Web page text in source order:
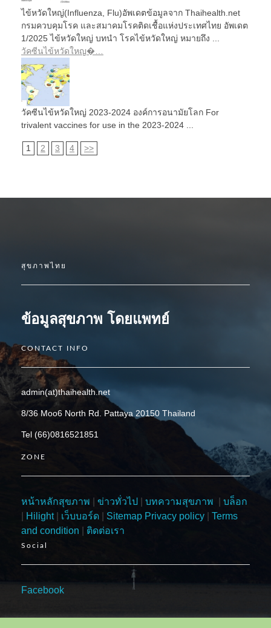
ไข้หวัดใหญ่(Influenza, Flu)อัพเดตข้อมูลจาก Thaihealth.net
กรมควบคุมโรค และสมาคมโรคติดเชื้อแห่งประเทศไทย อัพเดต
1/2025 ไข้หวัดใหญ่ บทนำ โรคไข้หวัดใหญ่ หมายถึง ...
วัคซีนไข้หวัดใหญ�…
วัคซีนไข้หวัดใหญ่ 2023-2024 องค์การอนามัยโลก For
trivalent vaccines for use in the 2023-2024 ...
1 2 3 4 >>
สุขภาพไทย
ข้อมูลสุขภาพ โดยแพทย์
CONTACT INFO
admin(at)thaihealth.net
8/36 Moo6 North Rd. Pattaya 20150 Thailand
Tel (66)0816521851
ZONE
หน้าหลักสุขภาพ ข่าวทั่วไป บทความสุขภาพ
บล็อก
Hilight| เว็บบอร์ด Sitemap Privacy policy
Terms
and condition
ติดต่อเรา
Social
Facebook